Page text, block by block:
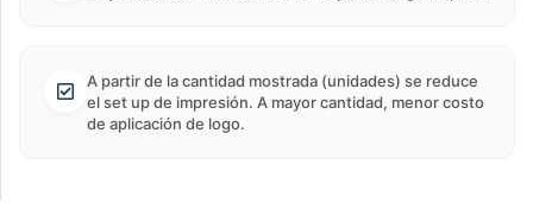
A partir de la cantidad mostrada (unidades) se reduce
el set up de impresión. A mayor cantidad, menor costo
de aplicación de logo.